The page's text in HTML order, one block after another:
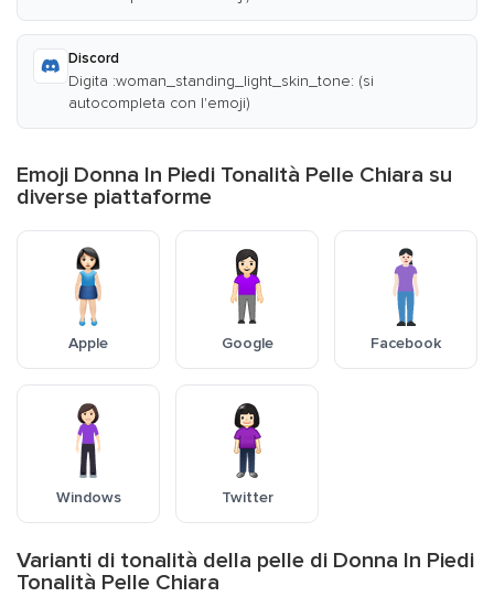
Discord
Digita :woman_standing_light_skin_tone: (si
autocompleta con l'emoji)
Emoji Donna In Piedi Tonalità Pelle Chiara su
diverse piattaforme
Apple Google Facebook
Windows Twitter
Varianti di tonalità della pelle di Donna In Piedi
Tonalità Pelle Chiara